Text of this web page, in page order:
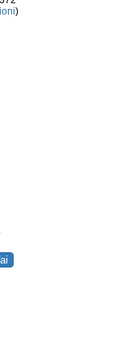
)